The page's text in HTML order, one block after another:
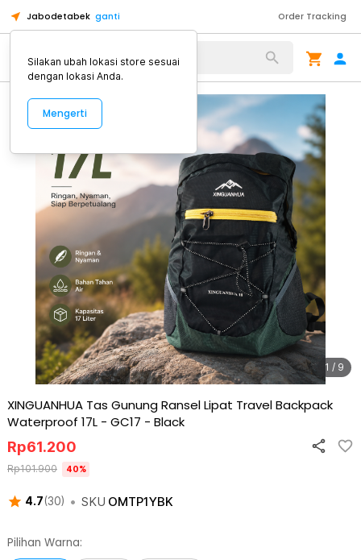
Jabodetabek ganti Order Tracking
Alat Kopi
1 / 9
XINGUANHUA Tas Gunung Ransel Lipat Travel Backpack
Waterproof 17L - GC17 - Black
4.7(30) • SKU OMTP1YBK
Rp61.200
Rp101.900 40%
Pilihan Warna:
Silakan ubah lokasi store sesuai
dengan lokasi Anda.
Mengerti